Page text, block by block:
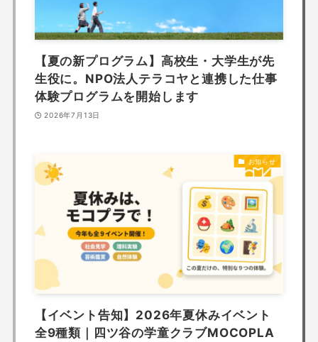
【夏の新プログラム】高校生・大学生が先
生役に。NPO法人テラコヤと連携した仕事
体験プログラムを開始します
2026年7月13日
お知らせ
【イベント告知】2026年夏休みイベント
全9種類｜四ツ谷の学童クラブMOCOPLA